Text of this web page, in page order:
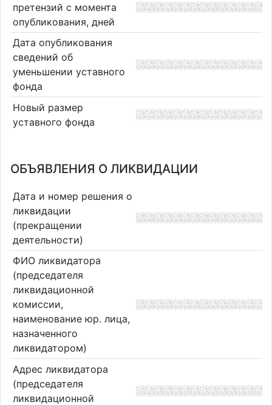
претензий с момента
опубликования, дней
Дата опубликования
сведений об
уменьшении уставного
фонда
Новый размер
уставного фонда
ОБЪЯВЛЕНИЯ О ЛИКВИДАЦИИ
Дата и номер решения о
ликвидации
(прекращении
деятельности)
ФИО ликвидатора
(председателя
ликвидационной
комиссии,
наименование юр. лица,
назначенного
ликвидатором)
Адрес ликвидатора
(председателя
ликвидационной